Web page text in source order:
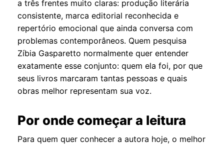
a três frentes muito claras: produção literária
consistente, marca editorial reconhecida e
repertório emocional que ainda conversa com
problemas contemporâneos. Quem pesquisa
Zíbia Gasparetto normalmente quer entender
exatamente esse conjunto: quem ela foi, por que
seus livros marcaram tantas pessoas e quais
obras melhor representam sua voz.
Por onde começar a leitura
Para quem quer conhecer a autora hoje, o melhor